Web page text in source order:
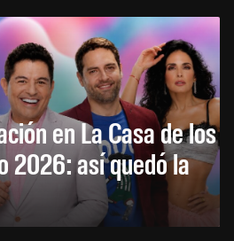
en La Casa de los
2026: así quedó la